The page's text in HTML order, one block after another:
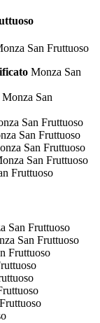
San Fruttuoso
Monza San
Monza San
San Fruttuoso
San Fruttuoso
San Fruttuoso
San Fruttuoso
Fruttuoso
San Fruttuoso
San Fruttuoso
Fruttuoso